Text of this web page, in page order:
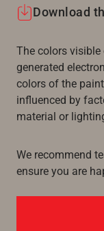
Download
The colors visible
generated
colors of the
influenced by
material or
We recommend
ensure you are